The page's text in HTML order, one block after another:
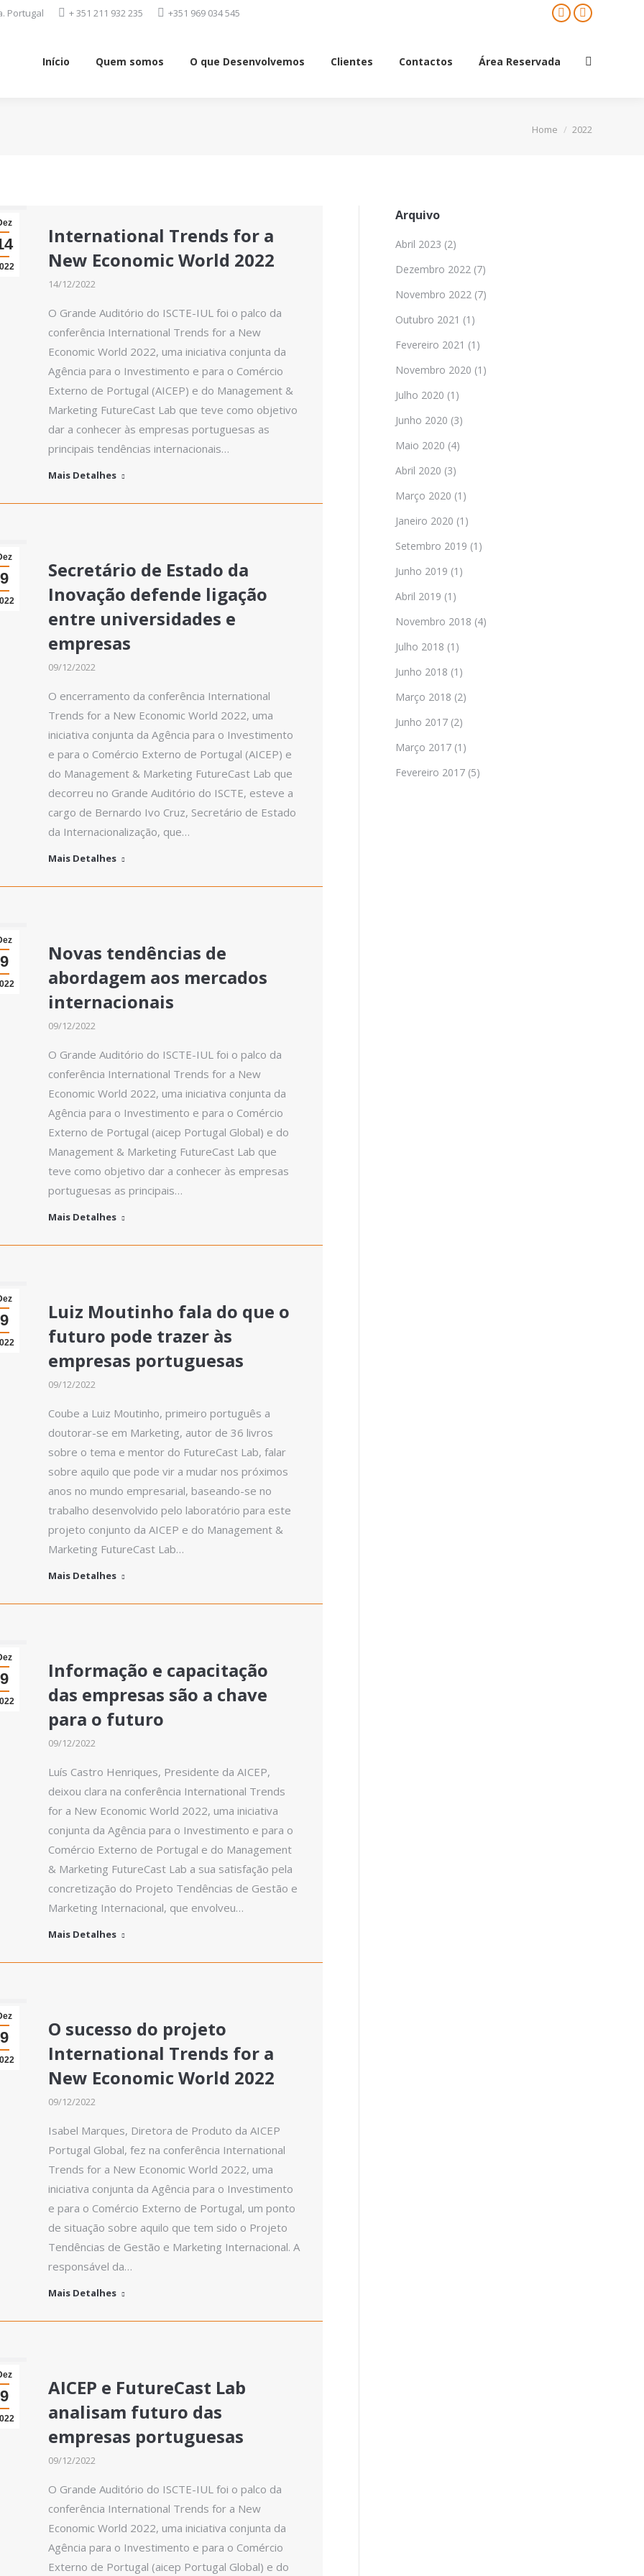
Portugal + 351 211 932 235 +351 969 034 545
Facebook
Mail
Início Quem somos O que Desenvolvemos Clientes Contactos Área Reservada Search:
You are here:
Home 2022
International Trends for a
New Economic World 2022
14/12/2022
O Grande Auditório do ISCTE-IUL foi o palco da
conferência International Trends for a New
Economic World 2022, uma iniciativa conjunta da
Agência para o Investimento e para o Comércio
Externo de Portugal (AICEP) e do Management &
Marketing FutureCast Lab que teve como objetivo
dar a conhecer às empresas portuguesas as
principais tendências internacionais…
Mais Detalhes
9
Secretário de Estado da
Inovação defende ligação
entre universidades e
empresas
09/12/2022
O encerramento da conferência International
Trends for a New Economic World 2022, uma
iniciativa conjunta da Agência para o Investimento
e para o Comércio Externo de Portugal (AICEP) e
do Management & Marketing FutureCast Lab que
decorreu no Grande Auditório do ISCTE, esteve a
cargo de Bernardo Ivo Cruz, Secretário de Estado
da Internacionalização, que…
Mais Detalhes
9
Novas tendências de
abordagem aos mercados
internacionais
09/12/2022
O Grande Auditório do ISCTE-IUL foi o palco da
conferência International Trends for a New
Economic World 2022, uma iniciativa conjunta da
Agência para o Investimento e para o Comércio
Externo de Portugal (aicep Portugal Global) e do
Management & Marketing FutureCast Lab que
teve como objetivo dar a conhecer às empresas
portuguesas as principais…
Mais Detalhes
9
Luiz Moutinho fala do que o
futuro pode trazer às
empresas portuguesas
09/12/2022
Coube a Luiz Moutinho, primeiro português a
doutorar-se em Marketing, autor de 36 livros
sobre o tema e mentor do FutureCast Lab, falar
sobre aquilo que pode vir a mudar nos próximos
anos no mundo empresarial, baseando-se no
trabalho desenvolvido pelo laboratório para este
projeto conjunto da AICEP e do Management &
Marketing FutureCast Lab…
Mais Detalhes
9
Informação e capacitação
das empresas são a chave
para o futuro
09/12/2022
Luís Castro Henriques, Presidente da AICEP,
deixou clara na conferência International Trends
for a New Economic World 2022, uma iniciativa
conjunta da Agência para o Investimento e para o
Comércio Externo de Portugal e do Management
& Marketing FutureCast Lab a sua satisfação pela
concretização do Projeto Tendências de Gestão e
Marketing Internacional, que envolveu…
Mais Detalhes
9
O sucesso do projeto
International Trends for a
New Economic World 2022
09/12/2022
Isabel Marques, Diretora de Produto da AICEP
Portugal Global, fez na conferência International
Trends for a New Economic World 2022, uma
iniciativa conjunta da Agência para o Investimento
e para o Comércio Externo de Portugal, um ponto
de situação sobre aquilo que tem sido o Projeto
Tendências de Gestão e Marketing Internacional. A
responsável da…
Mais Detalhes
9
AICEP e FutureCast Lab
analisam futuro das
empresas portuguesas
09/12/2022
O Grande Auditório do ISCTE-IUL foi o palco da
conferência International Trends for a New
Economic World 2022, uma iniciativa conjunta da
Agência para o Investimento e para o Comércio
Externo de Portugal (aicep Portugal Global) e do
Arquivo
Abril 2023 (2)
Dezembro 2022 (7)
Novembro 2022 (7)
Outubro 2021 (1)
Fevereiro 2021 (1)
Novembro 2020 (1)
Julho 2020 (1)
Junho 2020 (3)
Maio 2020 (4)
Abril 2020 (3)
Março 2020 (1)
Janeiro 2020 (1)
Setembro 2019 (1)
Junho 2019 (1)
Abril 2019 (1)
Novembro 2018 (4)
Julho 2018 (1)
Junho 2018 (1)
Março 2018 (2)
Junho 2017 (2)
Março 2017 (1)
Fevereiro 2017 (5)
Área Reservada Search: